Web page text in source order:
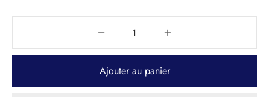
Ajouter au panier